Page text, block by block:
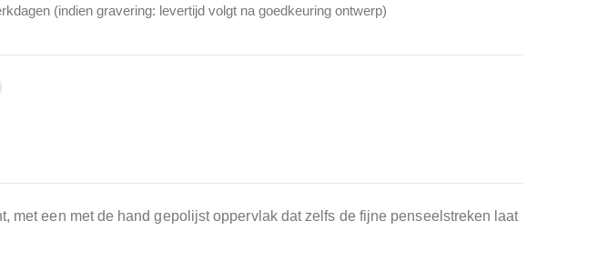
(indien gravering: levertijd volgt na goedkeuring ontwerp)
een met de hand gepolijst oppervlak dat zelfs de fijne penseelstreken laat